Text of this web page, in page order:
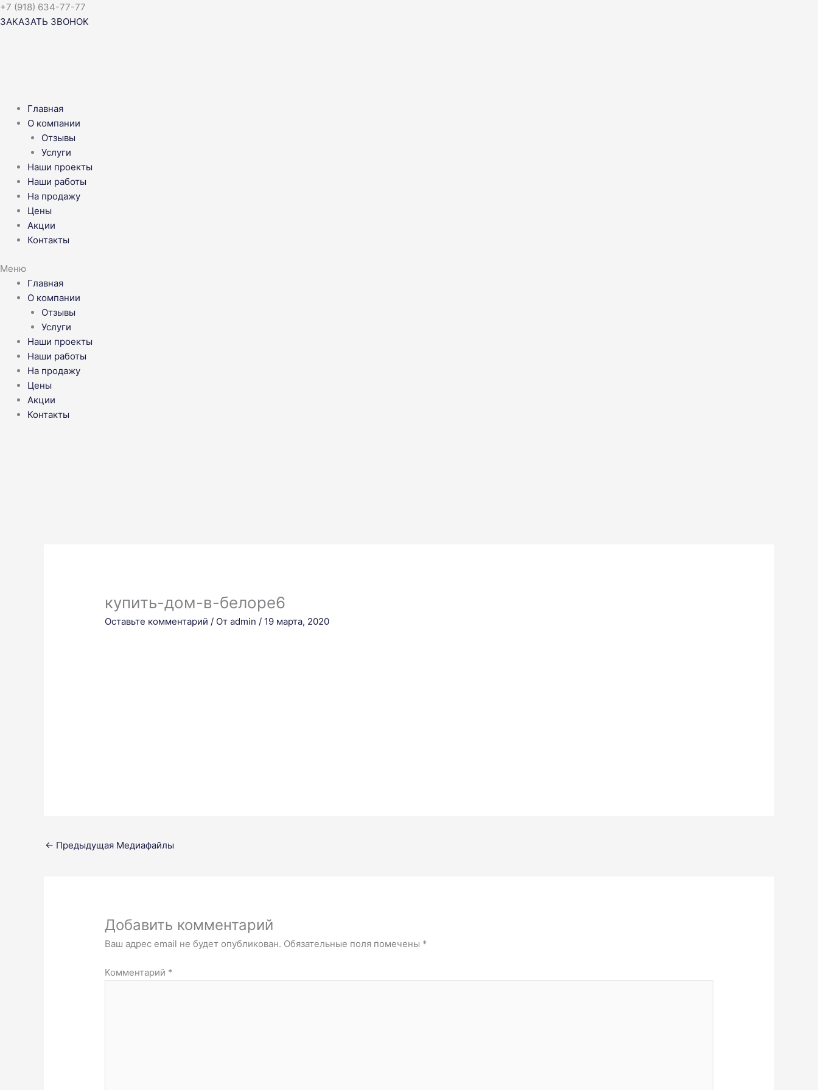
Перейти
к
+7 (918) 634-77-77
ЗАКАЗАТЬ ЗВОНОК
Главная
О компании
Отзывы
Услуги
Наши проекты
Наши работы
На продажу
Цены
Акции
Контакты
Меню
Главная
О компании
Отзывы
Услуги
Наши проекты
Наши работы
На продажу
Цены
Акции
Контакты
купить-дом-в-белоре6
Оставьте комментарий / Отadmin / 19 марта, 2020
← Предыдущая Медиафайлы
Добавить комментарий
Ваш адрес email не будет опубликован. Обязательные поля помечены *
Комментарий *